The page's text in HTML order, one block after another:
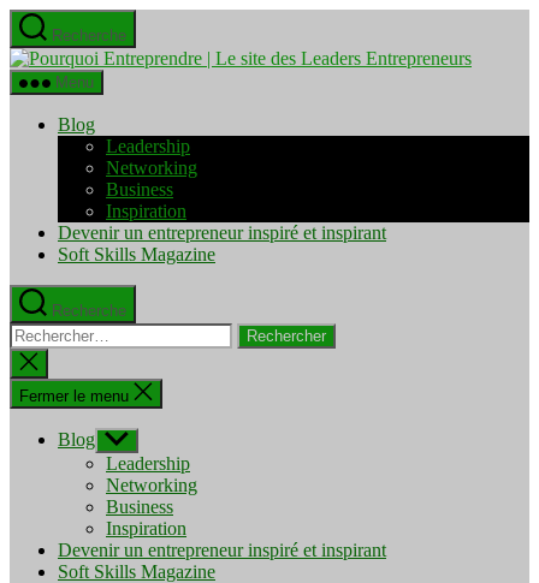
Aller
au
contenu
Recherche
Pourquoi
Menu
Blog
Leadership
Networking
Business
Inspiration
Devenir un entrepreneur inspiré et inspirant
Soft Skills Magazine
Recherche
Rechercher :
Fermer
la
recherche
Fermer le menu
Blog Afficher
le
sous-
menu
Leadership
Networking
Business
Inspiration
Devenir un entrepreneur inspiré et inspirant
Soft Skills Magazine